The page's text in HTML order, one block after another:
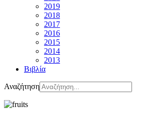
2019
2018
2017
2016
2015
2014
2013
Βιβλία
Αναζήτηση